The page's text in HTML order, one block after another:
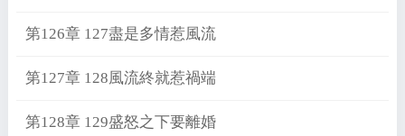
第126章 127盡是多情惹風流
第127章 128風流終就惹禍端
第128章 129盛怒之下要離婚